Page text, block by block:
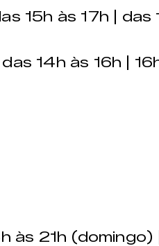
15h às 17h | das
das 14h às 16h |
às 21h (domingo)